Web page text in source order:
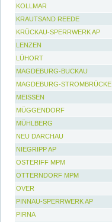
KOLLMAR
KRAUTSAND REEDE
KRÜCKAU-SPERRWERK AP
LENZEN
LÜHORT
MAGDEBURG-BUCKAU
MAGDEBURG-STROMBRÜCKE
MEISSEN
MÜGGENDORF
MÜHLBERG
NEU DARCHAU
NIEGRIPP AP
OSTERIFF MPM
OTTERNDORF MPM
OVER
PINNAU-SPERRWERK AP
PIRNA